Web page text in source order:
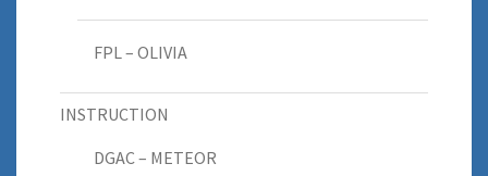
FPL – OLIVIA
INSTRUCTION
DGAC – METEOR